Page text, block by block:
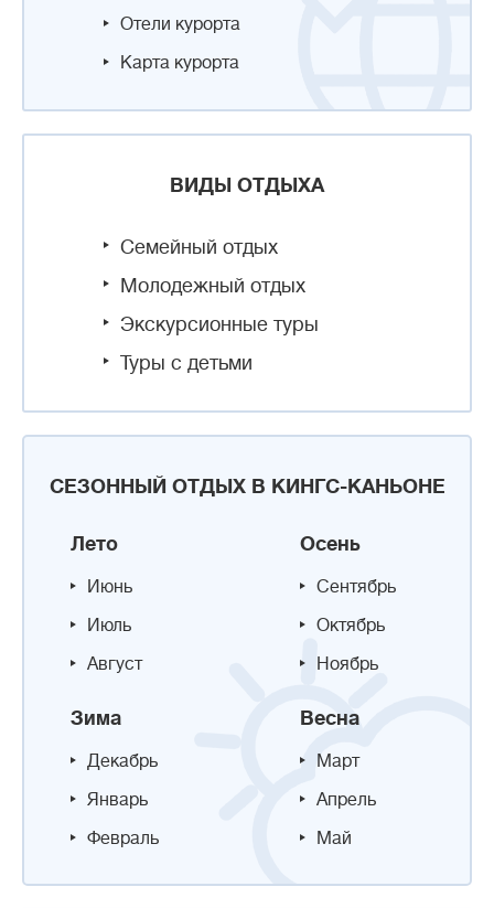
Отели курорта
Карта курорта
ВИДЫ ОТДЫХА
Семейный отдых
Молодежный отдых
Экскурсионные туры
Туры с детьми
СЕЗОННЫЙ ОТДЫХ В КИНГС-КАНЬОНЕ
Лето
Июнь
Июль
Август
Осень
Сентябрь
Октябрь
Ноябрь
Зима
Декабрь
Январь
Февраль
Весна
Март
Апрель
Май